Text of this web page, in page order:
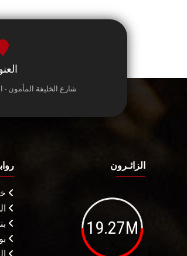
شارع الخليفة المأمون -
الزائـرون
19.27M